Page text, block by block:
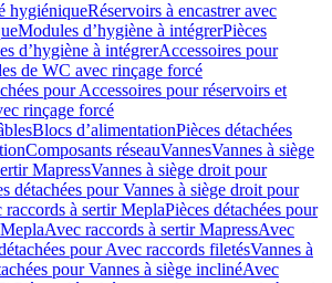
hygiéniqueRéservoirs à encastrer avec
Modules d’hygiène à intégrerPièces
d’hygiène à intégrerAccessoires pour
de WC avec rinçage forcé
pour Accessoires pour réservoirs et
rinçage forcé
Blocs d’alimentationPièces détachées
Composants réseauVannesVannes à siège
MapressVannes à siège droit pour
détachées pour Vannes à siège droit pour
raccords à sertir MeplaPièces détachées pour
Avec raccords à sertir MapressAvec
pour Avec raccords filetésVannes à
pour Vannes à siège inclinéAvec